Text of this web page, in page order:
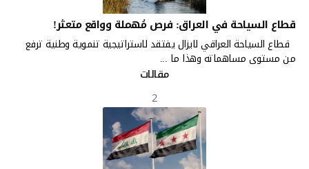
قطاع السياحة في العراق: فرص مُهملة وواقع متعثر!
قطاع السياحة العراقي لايزال يفتقد لاستراتيجية تنموية وطنية ترفع
من مستوى مساهماته وهذا ما ...
مقالات
2